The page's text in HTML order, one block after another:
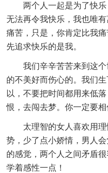
两个人一起是为了快
无法再令我快乐，我也唯
痛苦，只是，你肯定比我
先追求快乐的是我。
我们辛辛苦苦来到这
的不美好而伤心的。我们
以，不要把时间都用来低
恨，去闯去梦。你一定要相
太理智的女人喜欢用
势，少了点小娇情，男人
的感觉，两个人之间矛盾
学着感性一点！